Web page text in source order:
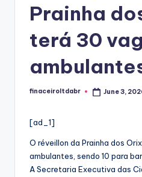
Prainha
terá 30
Posted
finaceiroltdabr June 3,
[ad_1]
O réveillon da Prainha dos
ambulantes, sendo 10 para
A Secretaria Executiva das